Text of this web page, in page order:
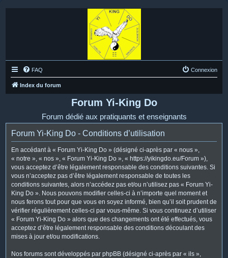
FAQ Connexion
Index du forum
Forum Yi-King Do
Forum dédié aux pratiquants et enseignants
Forum Yi-King Do - Conditions d’utilisation
En accédant à « Forum Yi-King Do » (désigné ci-après par « nous »,
« notre », « nos », « Forum Yi-King Do », « https://yikingdo.eu/Forum »),
vous acceptez d’être légalement responsable des conditions suivantes. Si
vous n’acceptez pas d’être légalement responsable de toutes les
conditions suivantes, alors n’accédez pas et/ou n’utilisez pas « Forum Yi-
King Do ». Nous pouvons modifier celles-ci à n’importe quel moment et
nous ferons tout pour que vous en soyez informé, bien qu’il soit prudent de
vérifier régulièrement celles-ci par vous-même. Si vous continuez d’utiliser
« Forum Yi-King Do » alors que des changements ont été effectués, vous
acceptez d’être légalement responsable des conditions découlant des
mises à jour et/ou modifications.
Nos forums sont développés par phpBB (désigné ci-après par « ils »,